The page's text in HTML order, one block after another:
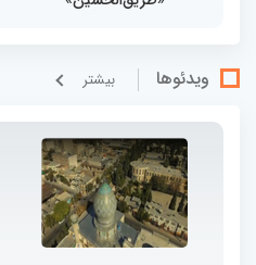
ویدئوها بيشتر